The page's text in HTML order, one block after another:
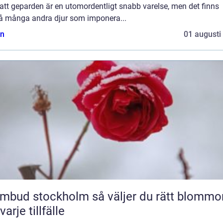
geparden är en utomordentligt snabb varelse, men det finns
många andra djur som imponera...
01 augusti
stockholm så väljer du rätt blommor
tillfälle